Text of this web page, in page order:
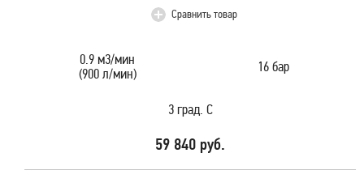
Сравнить товар
0.9 м3/мин
(900 л/мин)
16 бар
3 град. С
59 840 руб.